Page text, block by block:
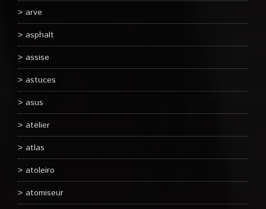
arve
asphalt
assise
astuces
asus
atelier
atlas
atoleiro
atomiseur